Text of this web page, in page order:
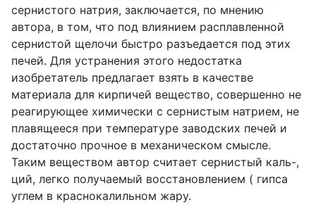
сернистого натрия, заключается, по мнению
автора, в том, что под влиянием расплавленной
сернистой щелочи быстро разъедается под этих
печей. Для устранения этого недостатка
изобретатель предлагает взять в качестве
материала для кирпичей вещество, совершенно не
реагирующее химически с сернистым натрием, не
плавящееся при температуре заводских печей и
достаточно прочное в механическом смысле.
Таким веществом автор считает сернистый каль-,
ций, легко получаемый восстановлением ( гипса
углем в краснокалильном жару.